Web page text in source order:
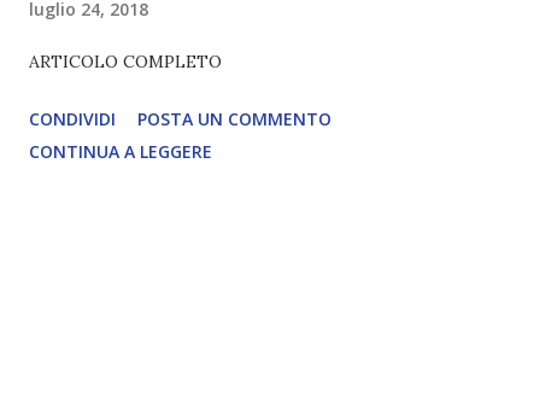
luglio 24, 2018
ARTICOLO COMPLETO
CONDIVIDI
POSTA UN COMMENTO
CONTINUA A LEGGERE